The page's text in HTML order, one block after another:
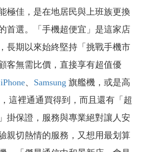
極佳，是在地居民與上班族更換
首選。「手機超便宜」是這家店
長期以來始終堅持「挑戰手機市
客無需比價，直接享有超值優
iPhone、 Samsung 旗艦機，或是高
這裡通通買得到，而且還有「超
掛保證，服務與專業絕對讓人安
親切熱情的服務，又想用最划算